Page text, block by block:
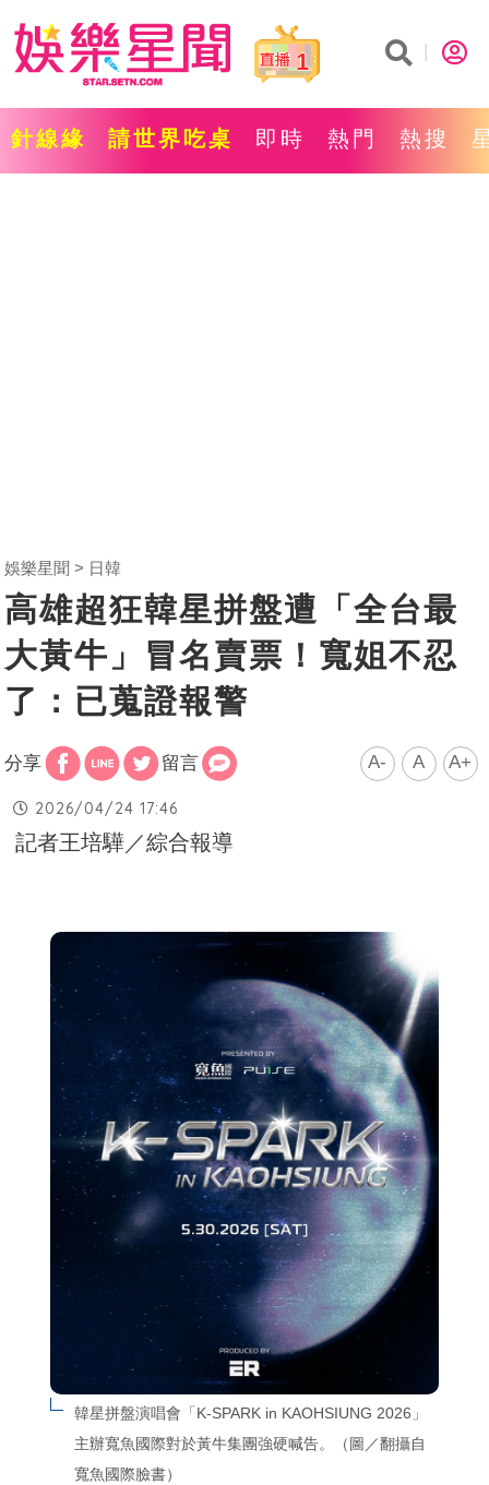
1
針線緣 請世界吃桌 即時 熱門 熱搜
娛樂星聞 日韓
高雄超狂韓星拼盤遭「全台最
大黃牛」冒名賣票！寬姐不忍
了：已蒐證報警
分享 留言 A- A A+
2026/04/24 17:46
記者王培驊／綜合報導
韓星拼盤演唱會「K-SPARK in KAOHSIUNG 2026」
主辦寬魚國際對於黃牛集團強硬喊告。（圖／翻攝自
寬魚國際臉書）